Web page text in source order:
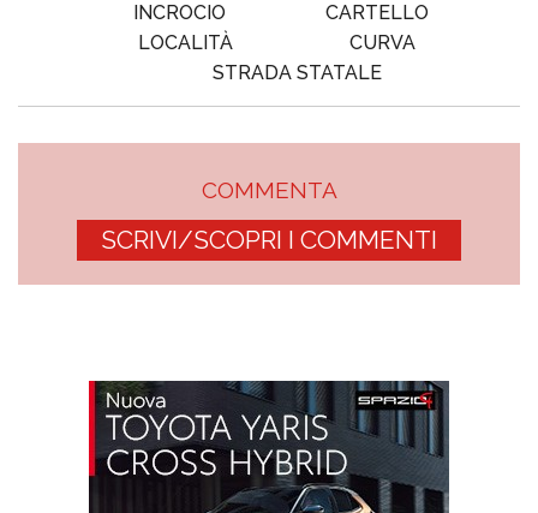
INCROCIO
CARTELLO
LOCALITÀ
CURVA
STRADA STATALE
COMMENTA
SCRIVI/SCOPRI I COMMENTI